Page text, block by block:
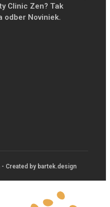
Clinic Zen? Tak
odber Noviniek.
Created by bartek.design